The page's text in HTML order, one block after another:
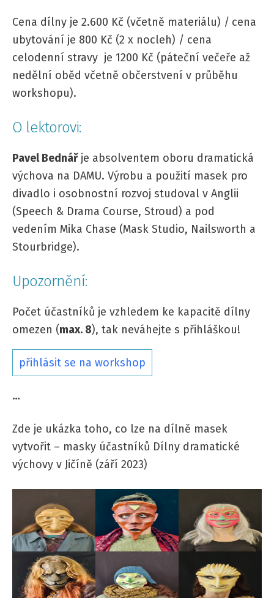
Cena dílny je 2.600 Kč (včetně materiálu) / cena
ubytování je 800 Kč (2 x nocleh) / cena
celodenní stravy je 1200 Kč (páteční večeře až
nedělní oběd včetně občerstvení v průběhu
workshopu).
O lektorovi:
Pavel Bednářje absolventem oboru dramatická
výchova na DAMU. Výrobu a použití masek pro
divadlo i osobnostní rozvoj studoval v Anglii
(Speech & Drama Course, Stroud) a pod
vedením Mika Chase (Mask Studio, Nailsworth a
Stourbridge).
Upozornění:
Počet účastníků je vzhledem ke kapacitě dílny
omezen (max. 8), tak neváhejte s přihláškou!
přihlásit se na workshop
…
Zde je ukázka toho, co lze na dílně masek
vytvořit – masky účastníků Dílny dramatické
výchovy v Jičíně (září 2023)